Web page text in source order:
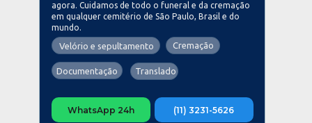
agora. Cuidamos de todo o funeral e da cremação
em qualquer cemitério de São Paulo, Brasil e do
mundo.
Velório e sepultamento Cremação
Documentação Translado
WhatsApp 24h (11) 3231-5626